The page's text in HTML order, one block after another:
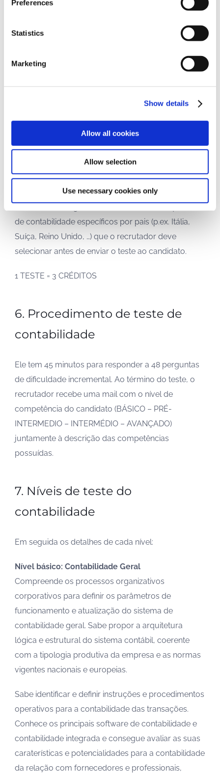
Preferences
Statistics
Marketing
Show details
Allow all cookies
Allow selection
Use necessary cookies only
visualização Apresentador e consegue controlar
Testes para avaliar as competências
administrativas e contabilísticas.
O teste de contabilidade é dividido em 2 macro
áreas: a primeira inclui uma serie de inquéritos sobre
as normas internacionais de contabilidade, em base
com a IFRS (International Finance Reporting
de contabilidade específicos por pais (p.ex. Itália,
Suíça, Reino Unido, …) que o recrutador deve
selecionar antes de enviar o teste ao candidato.
1 TESTE = 3 CRÉDITOS
6. Procedimento de teste de
contabilidade
Ele tem 45 minutos para responder a 48 perguntas
de dificuldade incremental. Ao término do teste, o
recrutador recebe uma mail com o nível de
competência do candidato (BÁSICO – PRÉ-
INTERMEDIO – INTERMÉDIO – AVANÇADO)
juntamente à descrição das competências
possuídas.
7. Níveis de teste do
contabilidade
Em seguida os detalhes de cada nível:
Nível básico: Contabilidade Geral
Compreende os processos organizativos
corporativos para definir os parâmetros de
funcionamento e atualização do sistema de
contabilidade geral. Sabe propor a arquitetura
lógica e estrutural do sistema contábil, coerente
com a tipologia produtiva da empresa e as normas
vigentes nacionais e europeias.
Sabe identificar e definir instruções e procedimentos
operativos para a contabilidade das transações.
Conhece os principais software de contabilidade e
contabilidade integrada e consegue avaliar as suas
caraterísticas e potencialidades para a contabilidade
da relação com fornecedores e professionais,